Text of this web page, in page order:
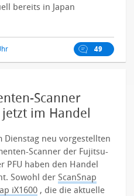
bereits in Japan
49
Scanner
im Handel
Dienstag neu vorgestellten
Scanner der Fujitsu-
PFU haben den Handel
Sowohl derScanSnap
iX1600 , die die aktuelle